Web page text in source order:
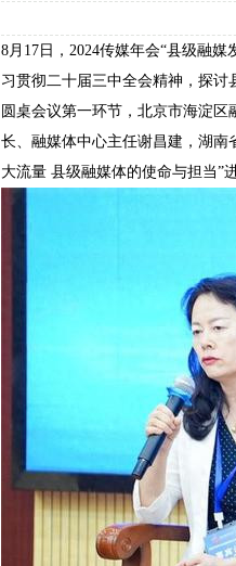
8月17日，2024传媒年会“县级融
习贯彻二十届三中全会精神，探
圆桌会议第一环节，北京市海淀
长、融媒体中心主任谢昌建，湖南
大流量 县级融媒体的使命与担当”